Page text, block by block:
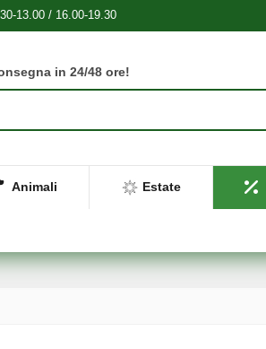
13.00 / 16.00-19.30
in 24/48 ore!
Animali Estate